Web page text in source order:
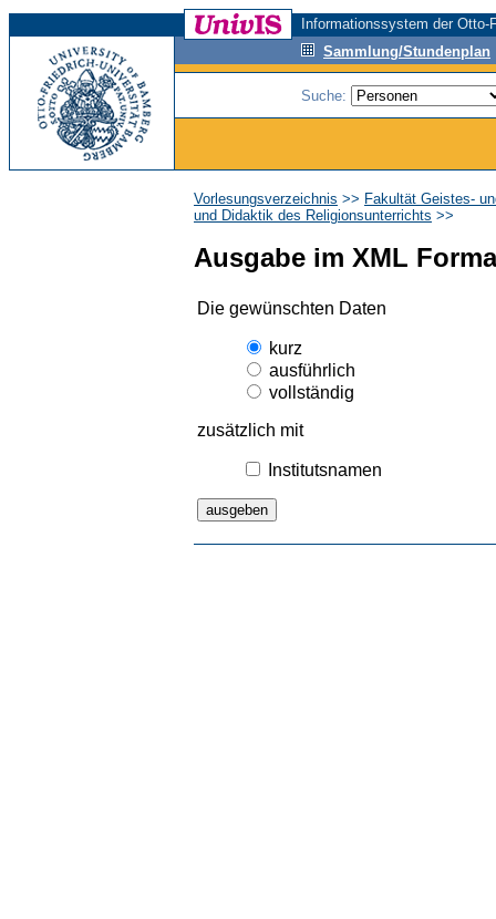
Informationssystem der
Sammlung/Stundenplan
Suche:
Vorlesungsverzeichnis >> Fakultät Geistes-
und Didaktik des Religionsunterrichts >>
Ausgabe im XML
Die gewünschten Daten
kurz
ausführlich
vollständig
zusätzlich mit
Institutsnamen